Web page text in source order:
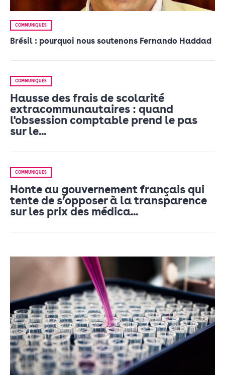
COMMUNIQUÉS
Brésil : pourquoi nous soutenons Fernando Haddad
COMMUNIQUÉS
Hausse des frais de scolarité
extracommunautaires : quand
l'obsession comptable prend le pas
sur le...
COMMUNIQUÉS
Honte au gouvernement français qui
tente de s’opposer à la transparence
sur les prix des médica...